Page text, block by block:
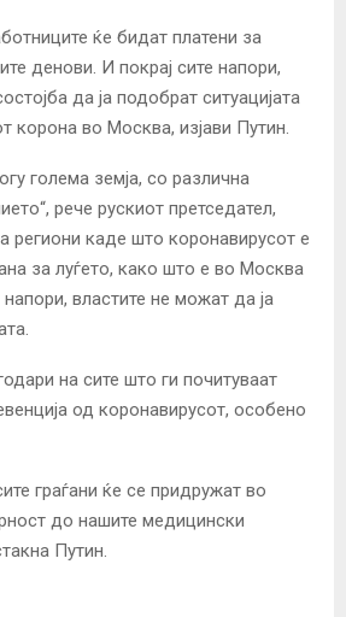
ќе бидат платени за
денови. И покрај сите напори,
да ја подобрат ситуацијата
корона во Москва, изјави Путин.
голема земја, со различна
рече рускиот претседател,
региони каде што коронавирусот е
за луѓето, како што е во Москва
напори, властите не можат да ја
на сите што ги почитуваат
од коронавирусот, особено
граѓани ќе се придружат во
до нашите медицински
Путин.